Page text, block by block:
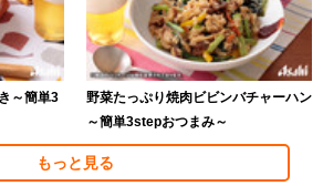
～簡単3
野菜たっぷり焼肉ビビンバチャーハン
～簡単3stepおつまみ～
もっと見る